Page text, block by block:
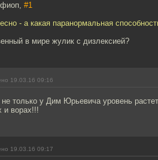
#1
- а какая паранормальная
в мире жулик с дизлексией?
19.03.16 09:16
не только у Дим Юрьевича уровень
и ворах!!!
19.03.16 09:17